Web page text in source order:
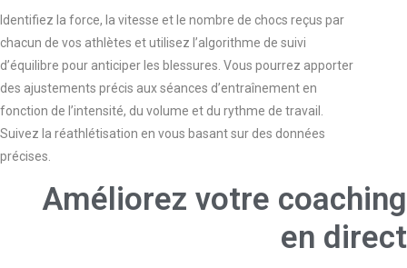
Identifiez la force, la vitesse et le nombre de chocs reçus par
chacun de vos athlètes et utilisez l’algorithme de suivi
d’équilibre pour anticiper les blessures. Vous pourrez apporter
des ajustements précis aux séances d’entraînement en
fonction de l’intensité, du volume et du rythme de travail.
Suivez la réathlétisation en vous basant sur des données
précises.
Améliorez votre coaching
en direct